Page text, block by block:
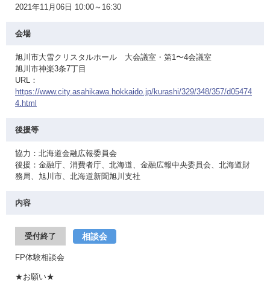
2021年11月06日 10:00～16:30
会場
旭川市大雪クリスタルホール 大会議室・第1〜4会議室
旭川市神楽3条7丁目
URL：
https://www.city.asahikawa.hokkaido.jp/kurashi/329/348/357/d05474
4.html
後援等
協力：北海道金融広報委員会
後援：金融庁、消費者庁、北海道、金融広報中央委員会、北海道財
務局、旭川市、北海道新聞旭川支社
内容
受付終了 相談会
FP体験相談会
★お願い★